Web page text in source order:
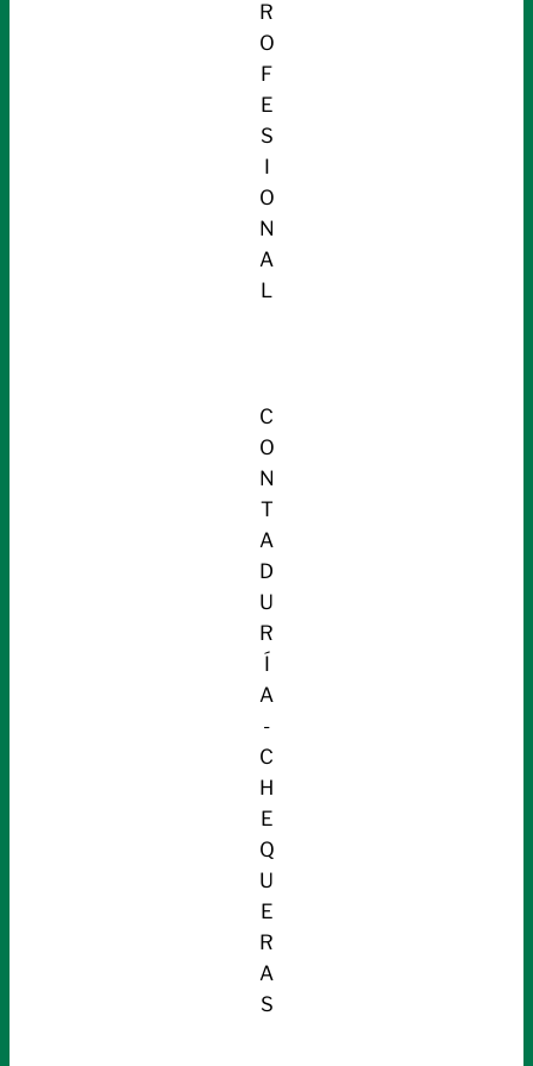
R
O
F
E
S
I
O
N
A
L
C
O
N
T
A
D
U
R
Í
A
-
C
H
E
Q
U
E
R
A
S